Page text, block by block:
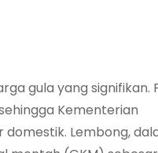
gula yang signifikan.
Kementerian
Lembong,